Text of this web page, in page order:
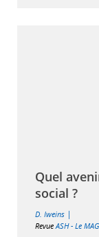
Quel
social ?
D. Iweins |
Revue ASH - Le